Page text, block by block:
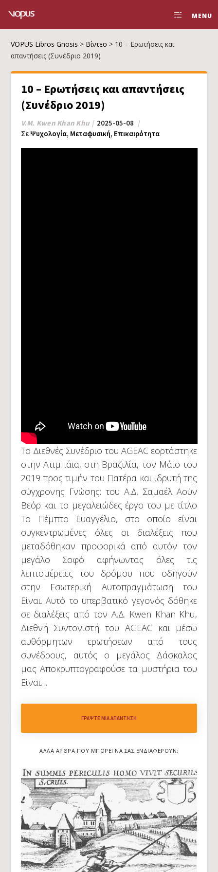
MENU
VOPUS Libros Gnosis > Βίντεο > 10 – Ερωτήσεις και
απαντήσεις (Συνέδριο 2019)
10 – Ερωτήσεις και απαντήσεις
(Συνέδριο 2019)
V.M. Kwen Khan Khu
2025-05-08
Σε Ψυχολογία, Μεταφυσική, Επικαιρότητα
Το Διεθνές Συνέδριο του AGEAC εορτάστηκε
στην Ατιμπάια, στη Βραζιλία, τον Μάιο του
2019 προς τιμήν του Πατέρα και ιδρυτή της
σύγχρονης Γνώσης: του Α.Δ. Σαμαέλ Αούν
Βεόρ και το μεγαλειώδες έργο του με τίτλο
Το Πέμπτο Ευαγγέλιο, στο οποίο είναι
συγκεντρωμένες όλες οι διαλέξεις που
μεταδόθηκαν προφορικά από αυτόν τον
μεγάλο Σοφό αφήνωντας όλες τις
λεπτομέρειες του δρόμου που οδηγούν
στην Εσωτερική Αυτοπραγμάτωση του
Είναι. Αυτό το υπερβατικό γεγονός δόθηκε
σε διαλέξεις από τον Α.Δ. Kwen Khan Khu,
Διεθνή Συντονιστή του AGEAC και μέσω
αυθόρμητων ερωτήσεων από τους
συνέδρους, αυτός ο μεγάλος Δάσκαλος
μας Αποκρυπτογραφούσε τα μυστήρια του
Είναι…
ΓΡΆΨΤΕ ΜΙΑ ΑΠΆΝΤΗΣΗ
ΆΛΛΑ ΆΡΘΡΑ ΠΟΥ ΜΠΟΡΕΊ ΝΑ ΣΑΣ ΕΝΔΙΑΦΈΡΟΥΝ: